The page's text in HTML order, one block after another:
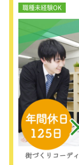
職種未経験OK